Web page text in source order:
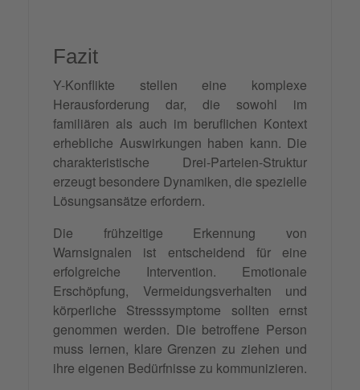
Fazit
Y-Konflikte stellen eine komplexe
Herausforderung dar, die sowohl im
familiären als auch im beruflichen Kontext
erhebliche Auswirkungen haben kann. Die
charakteristische Drei-Parteien-Struktur
erzeugt besondere Dynamiken, die spezielle
Lösungsansätze erfordern.
Die frühzeitige Erkennung von
Warnsignalen ist entscheidend für eine
erfolgreiche Intervention. Emotionale
Erschöpfung, Vermeidungsverhalten und
körperliche Stresssymptome sollten ernst
genommen werden. Die betroffene Person
muss lernen, klare Grenzen zu ziehen und
ihre eigenen Bedürfnisse zu kommunizieren.